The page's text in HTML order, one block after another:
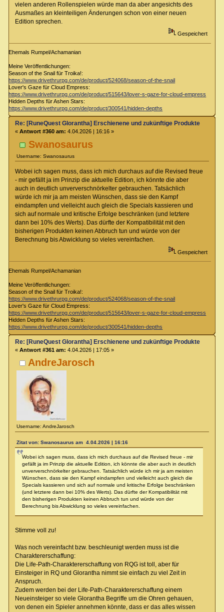
vielen anderen Rollenspielen würde man da aber angesichts des
Ausmaßes an kleinteiligen Änderungen schon von einer neuen
Edition sprechen.
Gespeichert
Ehemals Rumpel/Achamanian
Meine Veröffentlichungen:
Season of the Snail für Troika!:
https://www.drivethrurpg.com/de/product/524068/season-of-the-snail
Lover's Gaze für Cloud Empress:
https://www.drivethrurpg.com/de/product/515643/lover-s-gaze-for-cloud-empress
Hidden Depths für Ashen Stars:
https://www.drivethrurpg.com/de/product/300541/hidden-depths
Swanosaurus
Username: Swanosaurus
Re: [RuneQuest Glorantha] Erschienene und zukünftige Produkte
« Antwort #360 am: 4.04.2026 | 16:16 »
Wobei ich sagen muss, dass ich mich durchaus auf die Revised freue
- mir gefällt ja im Prinzip die aktuelle Edition, ich könnte die aber
auch in deutlich unververschnörkelter gebrauchen. Tatsächlich
würde ich mir ja am meisten Wünschen, dass sie den Kampf
eindampfen und vielleicht auch gleich die Specials kassieren und
sich auf normale und kritische Erfolge beschränken (und letztere
dann bei 10% des Werts). Das dürfte der Kompatibilität mit den
bisherigen Produkten keinen Abbruch tun und würde von der
Berechnung bis Abwicklung so vieles vereinfachen.
Gespeichert
Ehemals Rumpel/Achamanian
Meine Veröffentlichungen:
Season of the Snail für Troika!:
https://www.drivethrurpg.com/de/product/524068/season-of-the-snail
Lover's Gaze für Cloud Empress:
https://www.drivethrurpg.com/de/product/515643/lover-s-gaze-for-cloud-empress
Hidden Depths für Ashen Stars:
https://www.drivethrurpg.com/de/product/300541/hidden-depths
AndreJarosch
Username: AndreJarosch
Re: [RuneQuest Glorantha] Erschienene und zukünftige Produkte
« Antwort #361 am: 4.04.2026 | 17:05 »
Zitat von: Swanosaurus am 4.04.2026 | 16:16
Wobei ich sagen muss, dass ich mich durchaus auf die Revised freue - mir
gefällt ja im Prinzip die aktuelle Edition, ich könnte die aber auch in deutlich
unververschnörkelter gebrauchen. Tatsächlich würde ich mir ja am meisten
Wünschen, dass sie den Kampf eindampfen und vielleicht auch gleich die
Specials kassieren und sich auf normale und kritische Erfolge beschränken
(und letztere dann bei 10% des Werts). Das dürfte der Kompatibilität mit
den bisherigen Produkten keinen Abbruch tun und würde von der
Berechnung bis Abwicklung so vieles vereinfachen.
Stimme voll zu!
Was noch vereinfacht bzw. beschleunigt werden muss ist die
Charaktererschaffung:
Die Life-Path-Charaktererschaffung von RQG ist toll, aber für
Einsteiger in RQ und Glorantha nimmt sie einfach zu viel Zeit in
Anspruch.
Zudem werden bei der Life-Path-Charaktererschaffung einem
Neueinsteiger so viele Glorantha Begriffe um die Ohren gehauen,
von denen ein Spieler annehmen könnte, dass er das alles wissen